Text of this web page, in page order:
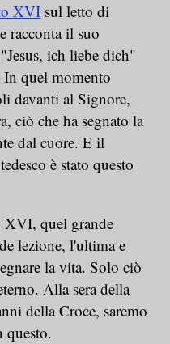
XVI sul letto di
racconta il suo
ich liebe dich"
quel momento
davanti al Signore,
ciò che ha segnato la
dal cuore. E il
è stato questo
XVI, quel grande
lezione, l'ultima e
la vita. Solo ciò
Alla sera della
della Croce, saremo
questo.